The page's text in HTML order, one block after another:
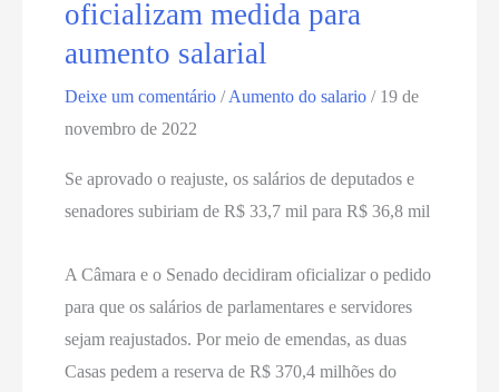
oficializam medida para
aumento salarial
Deixe um comentário /Aumento do salario / 19 de
novembro de 2022
Se aprovado o reajuste, os salários de deputados e
senadores subiriam de R$ 33,7 mil para R$ 36,8 mil
A Câmara e o Senado decidiram oficializar o pedido
para que os salários de parlamentares e servidores
sejam reajustados. Por meio de emendas, as duas
Casas pedem a reserva de R$ 370,4 milhões do